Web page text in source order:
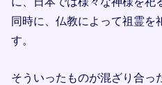
同時に、仏教によって祖霊を
す。
そういったものが混ざり合っ